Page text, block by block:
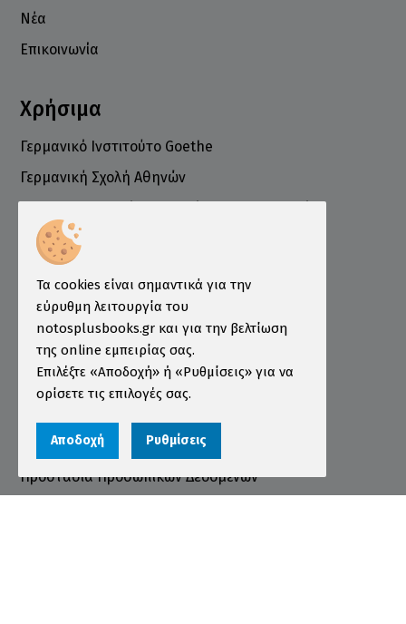
Νέα
Επικοινωνία
Χρήσιμα
Γερμανικό Ινστιτούτο Goethe
Γερμανική Σχολή Αθηνών
Επιμελητήριο
Ινστιτούτο ÖSD Ελλάδας
Πληροφορίες
Τρόποι Παραγγελίας
Τρόποι Πληρωμής
Τρόποι Αποστολής
Όροι χρήσης
Προστασία Προσωπικών Δεδομένων
Τα cookies είναι σημαντικά για την
εύρυθμη λειτουργία του
notosplusbooks.gr και για την βελτίωση
της online εμπειρίας σας.
Επιλέξτε «Αποδοχή» ή «Ρυθμίσεις» για να
ορίσετε τις επιλογές σας.
Αποδοχή Ρυθμίσεις